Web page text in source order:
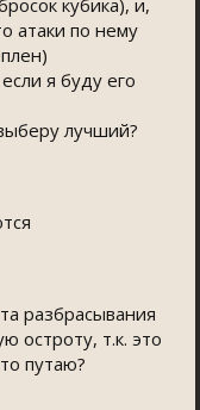
кубика), и,
атаки по нему
я буду его
лучший?
разбрасывания
остроту, т.к. это
путаю?